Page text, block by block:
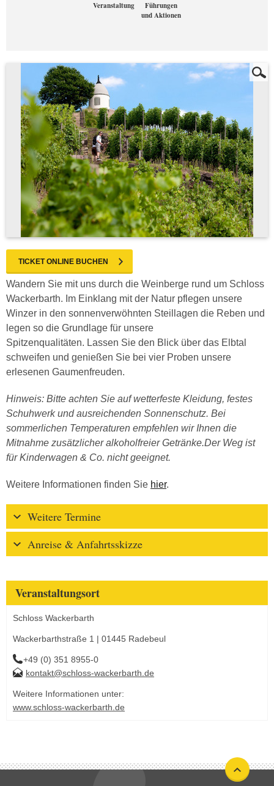
Veranstaltung
Führungen
und Aktionen
TICKET ONLINE BUCHEN
Wandern Sie mit uns durch die Weinberge rund um Schloss
Wackerbarth. Im Einklang mit der Natur pflegen unsere
Winzer in den sonnenverwöhnten Steillagen die Reben und
legen so die Grundlage für unsere
Spitzenqualitäten. Lassen Sie den Blick über das Elbtal
schweifen und genießen Sie bei vier Proben unsere
erlesenen Gaumenfreuden.
Hinweis: Bitte achten Sie auf wetterfeste Kleidung, festes
Schuhwerk und ausreichenden Sonnenschutz. Bei
sommerlichen Temperaturen empfehlen wir Ihnen die
Mitnahme zusätzlicher alkoholfreier Getränke.Der Weg ist
für Kinderwagen & Co. nicht geeignet.
Weitere Informationen finden Sie hier.
Weitere Termine
Anreise & Anfahrtsskizze
Veranstaltungsort
Schloss Wackerbarth
Wackerbarthstraße 1 | 01445 Radebeul
+49 (0) 351 8955-0
kontakt@schloss-wackerbarth.de
Weitere Informationen unter:
www.schloss-wackerbarth.de